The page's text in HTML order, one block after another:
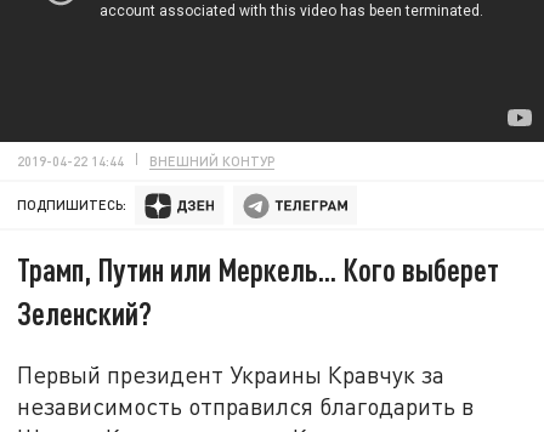
2019-04-22 14:44 ВНЕШНИЙ КОНТУР
ПОДПИШИТЕСЬ:
Трамп, Путин или Меркель... Кого выберет
Зеленский?
Первый президент Украины Кравчук за
независимость отправился благодарить в